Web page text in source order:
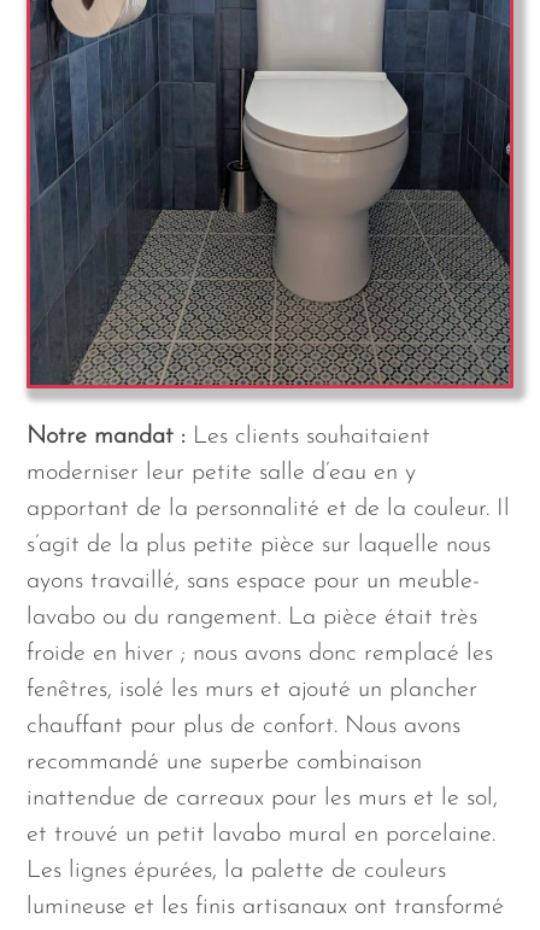
Notre mandat : Les clients souhaitaient
moderniser leur petite salle d’eau en y
apportant de la personnalité et de la couleur. Il
s’agit de la plus petite pièce sur laquelle nous
ayons travaillé, sans espace pour un meuble-
lavabo ou du rangement. La pièce était très
froide en hiver ; nous avons donc remplacé les
fenêtres, isolé les murs et ajouté un plancher
chauffant pour plus de confort. Nous avons
recommandé une superbe combinaison
inattendue de carreaux pour les murs et le sol,
et trouvé un petit lavabo mural en porcelaine.
Les lignes épurées, la palette de couleurs
lumineuse et les finis artisanaux ont transformé